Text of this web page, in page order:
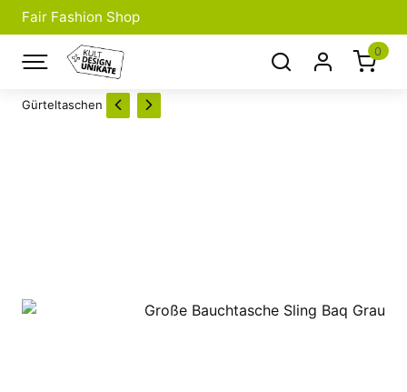
Fair Fashion Shop
0
Gürteltaschen